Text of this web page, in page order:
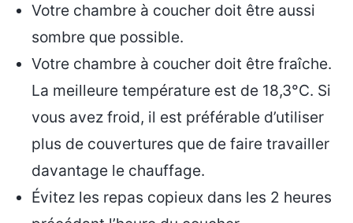
Votre chambre à coucher doit être aussi
sombre que possible.
Votre chambre à coucher doit être fraîche.
La meilleure température est de 18,3°C. Si
vous avez froid, il est préférable d’utiliser
plus de couvertures que de faire travailler
davantage le chauffage.
Évitez les repas copieux dans les 2 heures